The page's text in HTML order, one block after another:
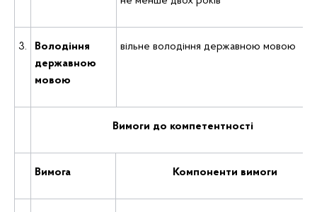
3.
Володіння
державною
мовою
вільне володіння державною мовою
Вимоги до компетентності
Вимога Компоненти вимоги